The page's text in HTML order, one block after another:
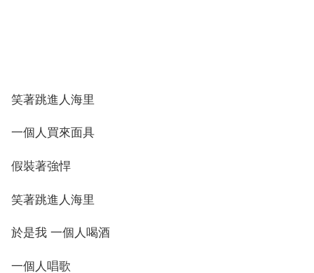
笑著跳進人海里
一個人買來面具
假裝著強悍
笑著跳進人海里
於是我 一個人喝酒
一個人唱歌